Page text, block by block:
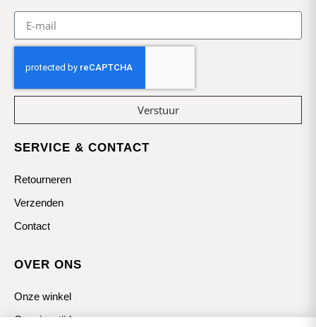
Verstuur
SERVICE & CONTACT
Retourneren
Verzenden
Contact
OVER ONS
Onze winkel
Openingstijden